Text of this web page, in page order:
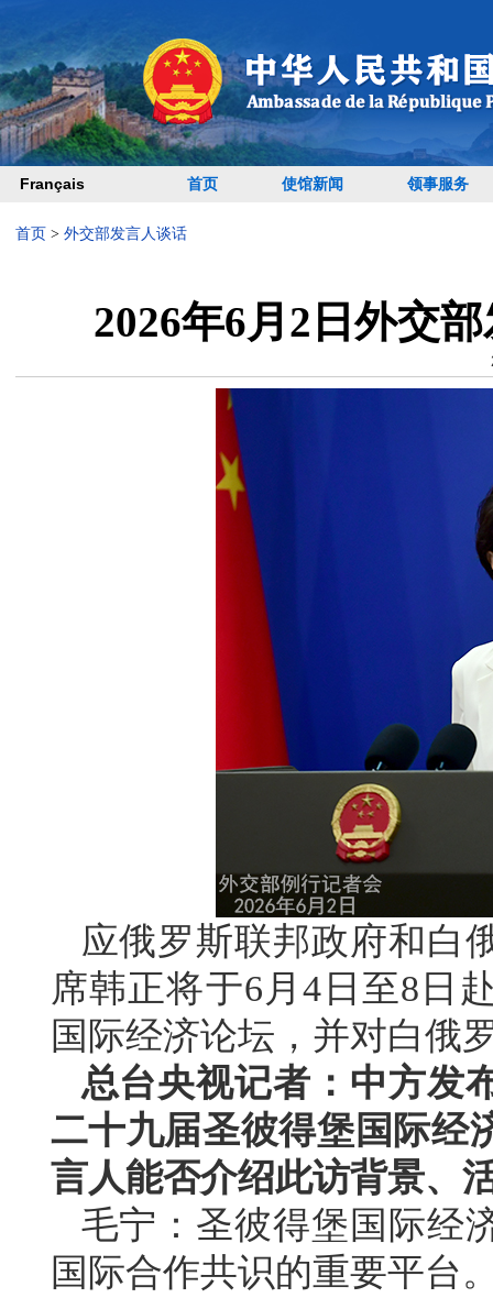
Français 首页 使馆新闻 领事服务
首页 > 外交部发言人谈话
2026年6月2日外交
应俄罗斯联邦政府和白
席韩正将于6月4日至8日
国际经济论坛，并对白俄
总台央视记者：中方发
二十九届圣彼得堡国际经
言人能否介绍此访背景、
毛宁：圣彼得堡国际经
国际合作共识的重要平台